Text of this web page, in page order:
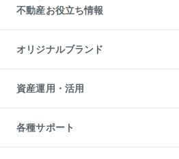
貸すガイド
事業用不動産
マンション投資
投資用マンション
アパート経営
収益物件
ビル購入（ビル一棟）
投資用不動産の売却査定
事業用不動産の売却査定
不動産お役立ち情報
マンションライブラリー
人気マンションランキング
暮らしに役立つ不動産メディア
不動産相場・不動産価格情報
不動産コラム・ニュース
不動産用語集
不動産なんでもネット相談室
住まいの税金
オリジナルブランド
一棟リノベーションマンション
L`GENTE（ルジェンテ）
区分リノベーションマンション
投資用一棟レジデンスWELL
不動産小口投資
資産運用・活用
不動産M&A
アセットマネジメント・出資
各種サポート